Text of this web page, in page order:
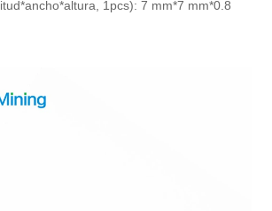
1pcs): 7 mm*7 mm*0.8